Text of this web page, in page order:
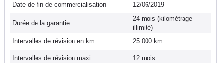
Date de fin de commercialisation 12/06/2019
Durée de la garantie
24 mois (kilométrage
illimité)
Intervalles de révision en km
25 000 km
Intervalles de révision maxi 12 mois